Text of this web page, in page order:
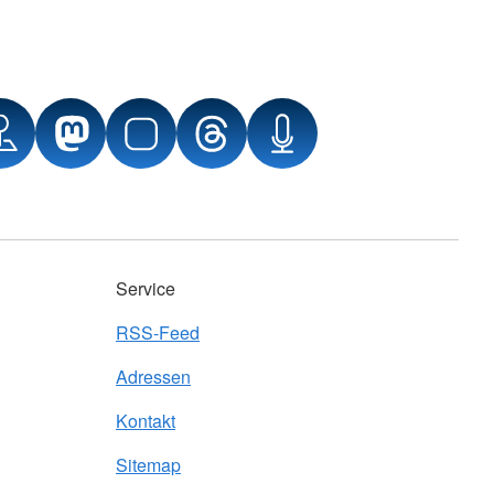
Service
RSS-Feed
Adressen
Kontakt
Sitemap